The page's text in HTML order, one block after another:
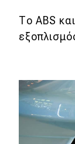
ΚΤΕΟ
Οδική
Το ABS